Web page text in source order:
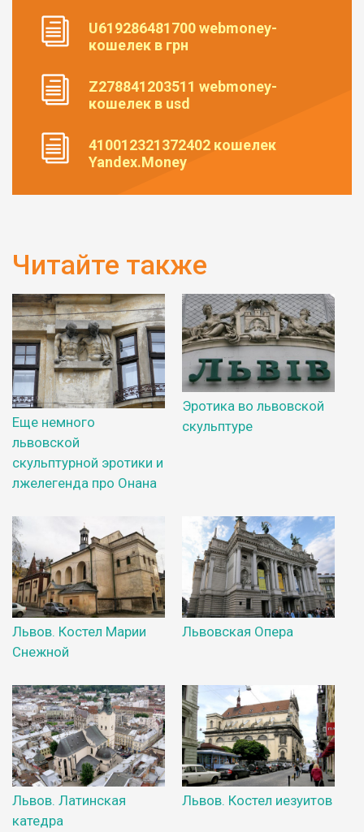
U619286481700 webmoney-
кошелек в грн
Z278841203511 webmoney-
кошелек в usd
410012321372402 кошелек
Yandex.Money
Читайте также
Еще немного
львовской
скульптурной эротики и
лжелегенда про Онана
Эротика во львовской
скульптуре
Львов. Костел Марии
Снежной
Львовская Опера
Львов. Латинская
катедра
Львов. Костел иезуитов